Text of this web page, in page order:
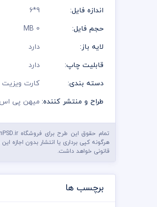
اندازه فایل:
9*6
حجم فایل:
0 MB
لایه باز:
دارد
قابلیت چاپ:
دارد
دسته بندی:
کارت ویزیت
طراح و منتشر کننده: میهن پی
هرگونه کپی برداری یا انتشار بدون اجازه
قانونی خواهد داشت.
برچسب ها